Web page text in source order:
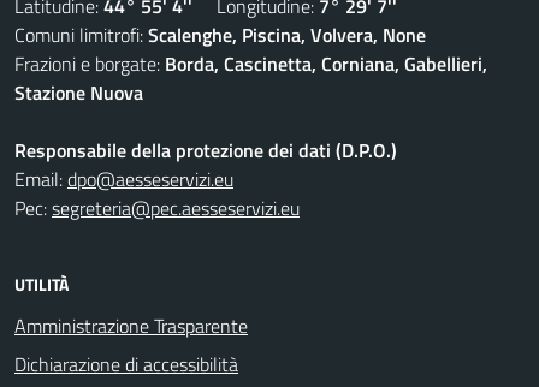
Latitudine:44° 55' 4'' Longitudine: 7° 29' 7''
Comuni limitrofi:Scalenghe, Piscina, Volvera, None
Frazioni e borgate: Borda, Cascinetta, Corniana, Gabellieri,
Stazione Nuova
Responsabile della protezione dei dati (D.P.O.)
Email:dpo@aesseservizi.eu
Pec:segreteria@pec.aesseservizi.eu
UTILITÀ
Amministrazione Trasparente
Dichiarazione di accessibilità